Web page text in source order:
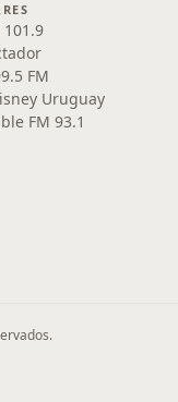
101.9
FM
Uruguay
FM 93.1